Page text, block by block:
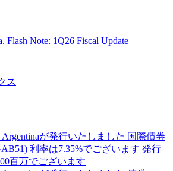
Flash Note: 1Q26 Fiscal Update
ス
が発行いたしました 国際債券
利率は7.35%でございます 発行
百万でございます